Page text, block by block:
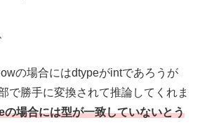
の場合にはdtypeがintであろうが
で勝手に変換されて推論してくれま
場合には型が一致していないとう